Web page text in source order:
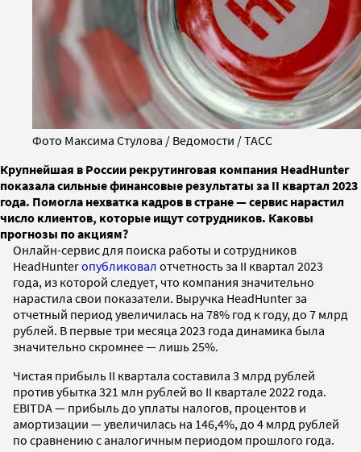
Фото Максима Стулова / Ведомости / ТАСС
Крупнейшая в России рекрутинговая компания HeadHunter
показала сильные финансовые результаты за II квартал 2023
года. Помогла нехватка кадров в стране — сервис нарастил
число клиентов, которые ищут сотрудников. Каковы
прогнозы по акциям?
Онлайн-сервис для поиска работы и сотрудников
HeadHunterопубликовал отчетность за II квартал 2023
года, из которой следует, что компания значительно
нарастила свои показатели. Выручка HeadHunter за
отчетный период увеличилась на 78% год к году, до 7 млрд
рублей. В первые три месяца 2023 года динамика была
значительно скромнее — лишь 25%.
Чистая прибыль II квартала составила 3 млрд рублей
против убытка 321 млн рублей во II квартале 2022 года.
EBITDA — прибыль до уплаты налогов, процентов и
амортизации — увеличилась на 146,4%, до 4 млрд рублей
по сравнению с аналогичным периодом прошлого года.